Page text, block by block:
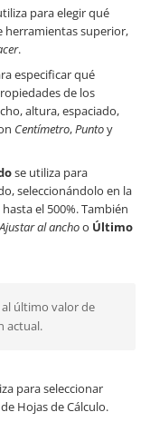
para elegir qué
herramientas superior,
.
especificar qué
de los
altura, espaciado,
Centímetro,Puntoy
se utiliza para
seleccionándolo en la
el 500%. También
Ajustar al anchoo Último
último valor de
actual.
para seleccionar
Hojas de Cálculo.